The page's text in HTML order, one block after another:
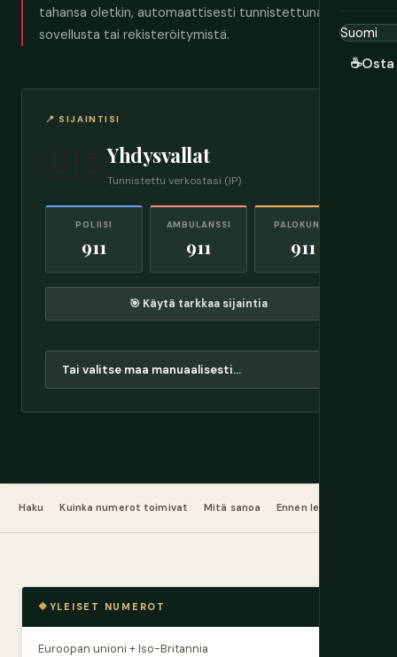
☕Osta
tahansa oletkin, automaattisesti tunnistettuna – ei
sovellusta tai rekisteröitymistä.
📍 SIJAINTISI
🇺🇸Yhdysvallat
Tunnistettu verkostasi (IP)
POLIISI
911
AMBULANSSI
911
PALOKUNTA
911
🎯 Käytä tarkkaa sijaintia
Haku Kuinka numerot toimivat Mitä sanoa Ennen lentoa
YLEISET NUMEROT
Euroopan unioni + Iso-Britannia